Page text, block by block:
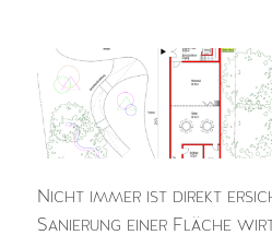
Nicht immer ist direkt
Sanierung einer Fläche